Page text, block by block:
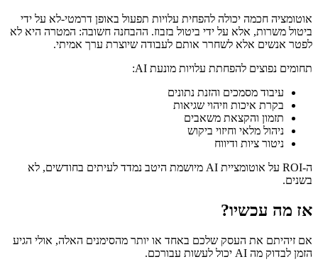
אוטומציה חכמה יכולה להפחית עלויות תפעול באופן דרמטי-לא על ידי
ביטול משרות, אלא על ידי ביטול בזבוז. ההבחנה חשובה: המטרה היא לא
לפטר אנשים אלא לשחרר אותם לעבודה שיוצרת ערך אמיתי.
תחומים נפוצים להפחתת עלויות מונעת AI:
עיבוד מסמכים והזנת נתונים
בקרת איכות וזיהוי שגיאות
תזמון והקצאת משאבים
ניהול מלאי וחיזוי ביקוש
ניטור ציות ודיווח
ה-ROI על אוטומציית AI מיושמת היטב נמדד לעיתים בחודשים, לא
בשנים.
אז מה עכשיו?
אם זיהיתם את העסק שלכם באחד או יותר מהסימנים האלה, אולי הגיע
הזמן לבדוק מה AI יכול לעשות עבורכם.